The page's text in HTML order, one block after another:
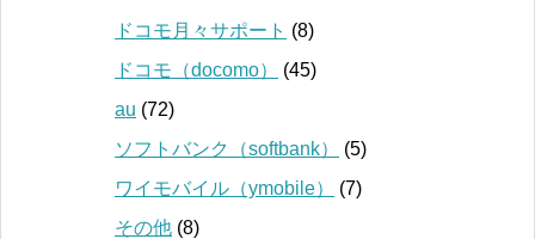
ドコモ月々サポート (8)
ドコモ（docomo）
(45)
au (72)
ソフトバンク（softbank）
(5)
ワイモバイル（ymobile）
(7)
その他 (8)